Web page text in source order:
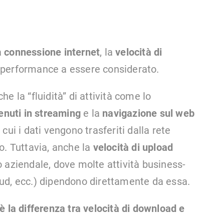
connessione internet, lavelocità di
a essere considerato.
la “fluidità” di attività come lo
in streaming e la navigazione sul web
i dati vengono trasferiti dalla rete
Tuttavia, anche la velocità di upload
dove molte attività business-
ecc.) dipendono direttamente da essa.
la differenza tra velocità di download e